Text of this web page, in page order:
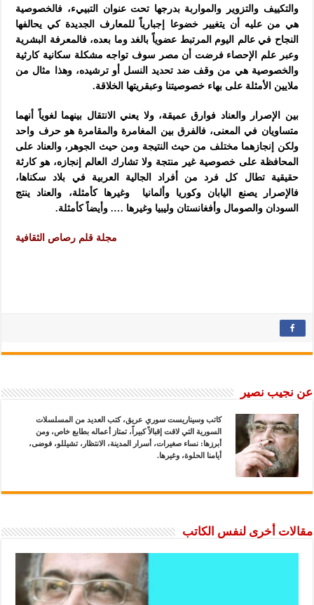
والتكييف والتزوير والمواربة بدرجها تحت عنوان التبييء، فالخصوصية
هي من عليه أن يتغيير خضوعا إجبارياً للمعارف الجديدة كي يحالفها
النجاح في عالم اليوم المرتبط عضوياً بالغد وما بعده، فالمعرفة البشرية
وعبر علم الإحصاء فرضت أن مصر سوف تواجه مشكلة سكانية كارثية
والخصوصية هي من وقف ضد تحديد النسل أو ترشيده، وهذا مثال من
ملايين الأمثلة على بهاء خصوصيتنا وعبقريتها الخلاقة.
بين الإصرار والعناد فوارق عميقة، ولا يعني الانتقال بينهما لغوياً أنهما
متساويان في المعنى، فالفرق بين المغامرة والمقامرة هو حرف واحد
ولكن إنجازهما مختلف من حيث النتيجة ومن حيث الجوهر، والعناد على
المحافظة على خصوصية غير منتجة ولا تشارك العالم إنجازه، هو كارثة
حقيقية تطال كل فرد من أفراد الجالية العربية في بلاد سكناها،
فالإصرار يصنع اليابان وكوريا وألمانيا وغيرها كأمثلة، والعناد ينتج
السودان والصومال وأفغانستان وليبيا وغيرها …. وأيضاً كأمثلة.
مجلة قلم رصاص الثقافية
عن نجيب نصير
كاتب وسيناريست سوري عريق، كتب العديد من المسلسلات
السورية التي لاقت إقبالاً كبيراً، تمتاز أعماله بطابع خاص، ومن
أبرزها: نساء صغيرات، أسرار المدينة، الانتظار، تشيللو، فوضى،
أيامنا الحلوة، وغيرها.
مقالات أخرى لنفس الكاتب